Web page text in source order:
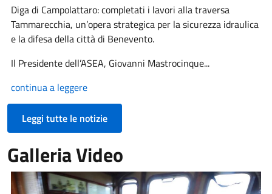
Diga di Campolattaro: completati i lavori alla traversa
Tammarecchia, un’opera strategica per la sicurezza idraulica
e la difesa della città di Benevento.
Il Presidente dell’ASEA, Giovanni Mastrocinque...
continua a leggere
Leggi tutte le notizie
Galleria Video